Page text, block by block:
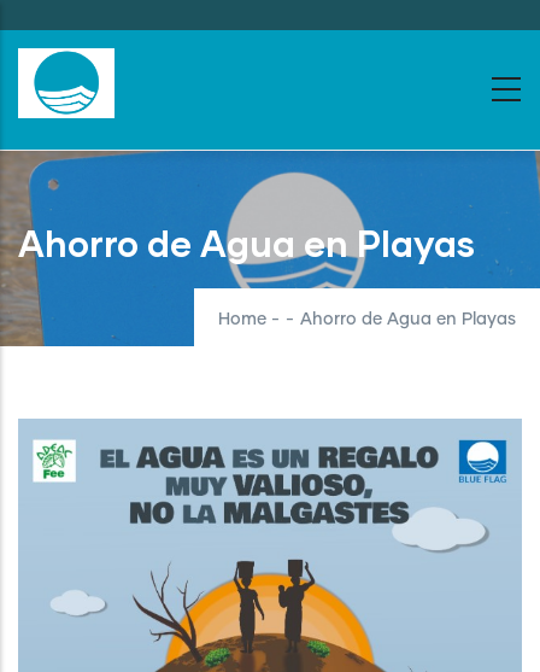
to
main
content
Ahorro de Agua en Playas
Home - - Ahorro de Agua en Playas